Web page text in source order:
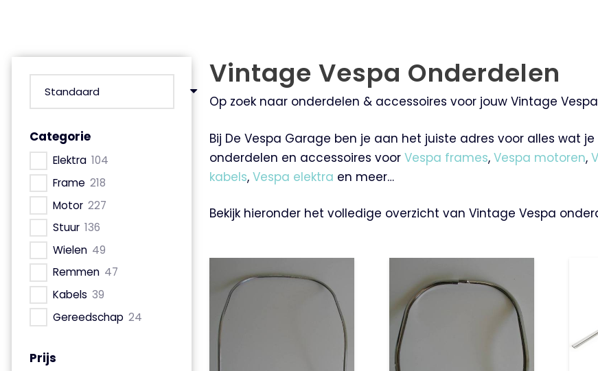
Categorie
Elektra 104
Frame 218
Motor 227
Stuur 136
Wielen 49
Remmen 47
Kabels 39
Gereedschap 24
Prijs
Vintage Vespa Onderdelen
Op zoek naar onderdelen & accessoires voor jouw Vintage
Bij De Vespa Garage ben je aan het juiste adres voor alles wat
onderdelen en accessoires voor Vespa frames, Vespa motoren,
kabels, Vespa elektra en meer…
Bekijk hieronder het volledige overzicht van Vintage Vespa